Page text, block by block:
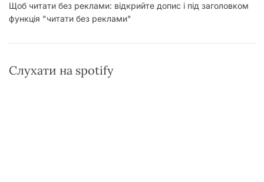
Щоб читати без реклами: відкрийте допис і під заголовком
функція "читати без реклами"
Слухати на spotify